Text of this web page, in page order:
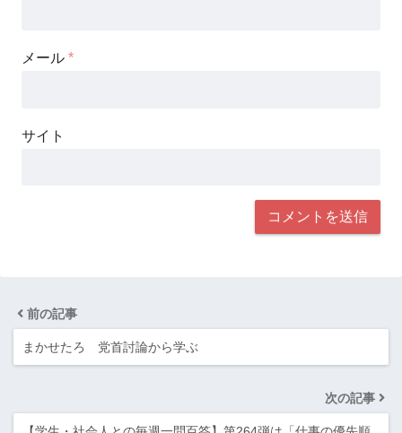
メール *
サイト
前の記事
まかせたろ 党首討論から学ぶ
次の記事